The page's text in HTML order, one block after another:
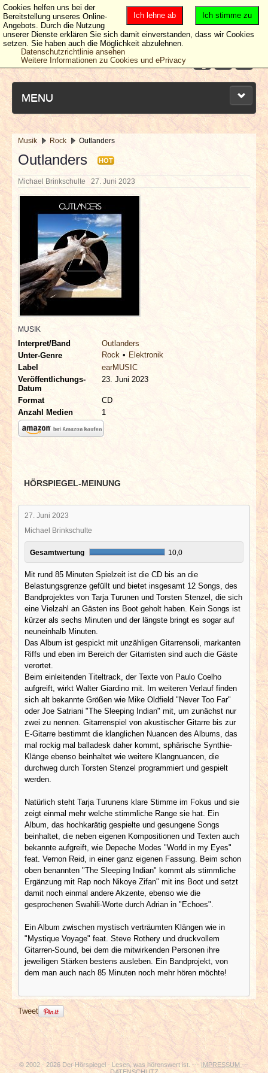
MENU
NEUESTE ARTIKEL
NEWS & DATES
BERICHTE
VERLOSUNGEN
INTERVIEWS
SPECIALS
REDAKTION
LINKS
ARCHIV
Musik Rock Outlanders
Outlanders HOT
Michael Brinkschulte 27. Juni 2023
MUSIK
Interpret/Band
Outlanders
Unter-Genre
Rock
Elektronik
Label
earMUSIC
Veröffentlichungs-
Datum
23. Juni 2023
Format
CD
Anzahl Medien
1
HÖRSPIEGEL-MEINUNG
27. Juni 2023
Michael Brinkschulte
Gesamtwertung 10,0
Mit rund 85 Minuten Spielzeit ist die CD bis an die
Belastungsgrenze gefüllt und bietet insgesamt 12 Songs, des
Bandprojektes von Tarja Turunen und Torsten Stenzel, die sich
eine Vielzahl an Gästen ins Boot geholt haben. Kein Songs ist
kürzer als sechs Minuten und der längste bringt es sogar auf
neuneinhalb Minuten.
Das Album ist gespickt mit unzähligen Gitarrensoli, markanten
Riffs und eben im Bereich der Gitarristen sind auch die Gäste
verortet.
Beim einleitenden Titeltrack, der Texte von Paulo Coelho
aufgreift, wirkt Walter Giardino mit. Im weiteren Verlauf finden
sich alt bekannte Größen wie Mike Oldfield "Never Too Far"
oder Joe Satriani "The Sleeping Indian" mit, um zunächst nur
zwei zu nennen. Gitarrenspiel von akustischer Gitarre bis zur
E-Gitarre bestimmt die klanglichen Nuancen des Albums, das
mal rockig mal balladesk daher kommt, sphärische Synthie-
Klänge ebenso beinhaltet wie weitere Klangnuancen, die
durchweg durch Torsten Stenzel programmiert und gespielt
werden.
Natürlich steht Tarja Turunens klare Stimme im Fokus und sie
zeigt einmal mehr welche stimmliche Range sie hat. Ein
Album, das hochkarätig gespielte und gesungene Songs
beinhaltet, die neben eigenen Kompositionen und Texten auch
bekannte aufgreift, wie Depeche Modes "World in my Eyes"
feat. Vernon Reid, in einer ganz eigenen Fassung. Beim schon
oben benannten "The Sleeping Indian" kommt als stimmliche
Ergänzung mit Rap noch Nikoye Zifan" mit ins Boot und setzt
damit noch einmal andere Akzente, ebenso wie die
gesprochenen Swahili-Worte durch Adrian in "Echoes".
Ein Album zwischen mystisch verträumten Klängen wie in
"Mystique Voyage" feat. Steve Rothery und druckvollem
Gitarren-Sound, bei dem die mitwirkenden Personen ihre
jeweiligen Stärken bestens ausleben. Ein Bandprojekt, von
dem man auch nach 85 Minuten noch mehr hören möchte!
Tweet
© 2002 - 2026 Der Hörspiegel - Lesen, was hörenswert ist. ---IMPRESSUM ---
Ich stimme zu
Ich lehne ab
Cookies helfen uns bei der
Bereitstellung unseres Online-
Angebots. Durch die Nutzung
unserer Dienste erklären Sie sich damit einverstanden, dass wir Cookies
setzen. Sie haben auch die Möglichkeit abzulehnen.
Datenschutzrichtlinie ansehen
Weitere Informationen zu Cookies und ePrivacy